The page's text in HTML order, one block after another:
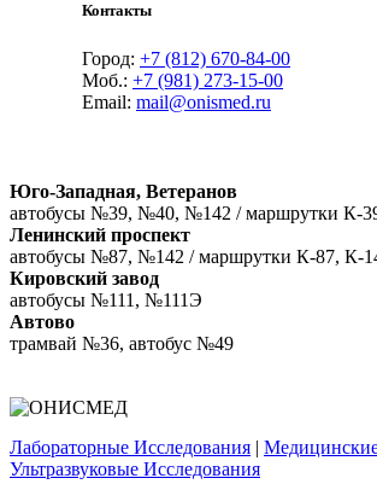
Контакты
Город: +7 (812) 670-84-00
Моб.: +7 (981) 273-15-00
Email: mail@onismed.ru
Юго-Западная, Ветеранов
автобусы №39, №40, №142 / маршрутки К-
Ленинский проспект
автобусы №87, №142 / маршрутки К-87, К-
Кировский завод
автобусы №111, №111Э
Автово
трамвай №36, автобус №49
Лабораторные Исследования |
Ультразвуковые Исследования